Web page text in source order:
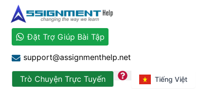
Đặt Trợ Giúp Bài Tập
support@assignmenthelp.net
Trò Chuyện Trực Tuyến question Tiếng Việt